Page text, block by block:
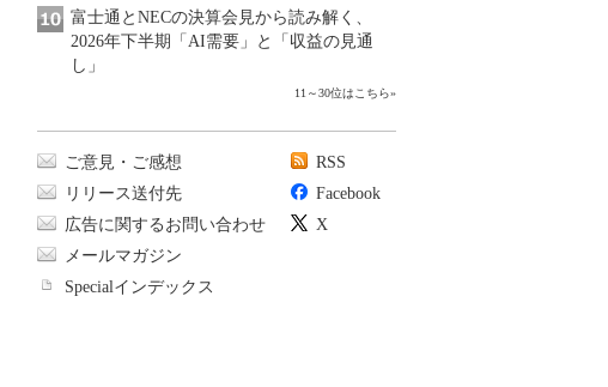
富士通とNECの決算会見から読み解く、
2026年下半期「AI需要」と「収益の見通
し」
11～30位はこちら»
ご意見・ご感想
リリース送付先
広告に関するお問い合わせ
メールマガジン
Specialインデックス
RSS
Facebook
X